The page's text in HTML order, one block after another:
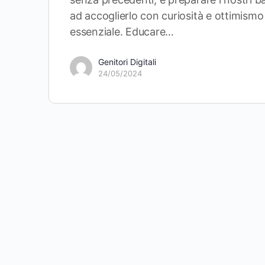
ad accoglierlo con curiosità e ottimismo
essenziale. Educare…
Genitori Digitali
24/05/2024